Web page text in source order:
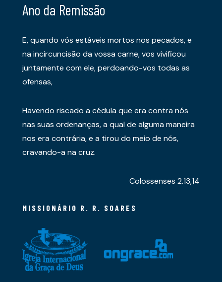
Ano da Remissão
E, quando vós estáveis mortos nos pecados, e
na incircuncisão da vossa carne, vos vivificou
juntamente com ele, perdoando-vos todas as
ofensas,
Havendo riscado a cédula que era contra nós
nas suas ordenanças, a qual de alguma maneira
nos era contrária, e a tirou do meio de nós,
cravando-a na cruz.
Colossenses 2.13,14
MISSIONÁRIO R. R. SOARES